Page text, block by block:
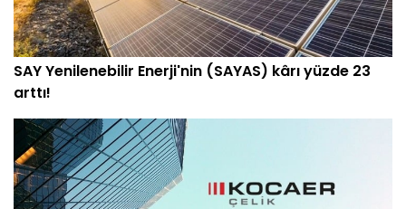
SAY Yenilenebilir Enerji'nin (SAYAS) kârı yüzde 23
arttı!